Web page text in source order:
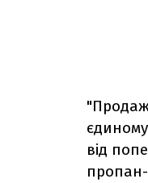
від
пропан-